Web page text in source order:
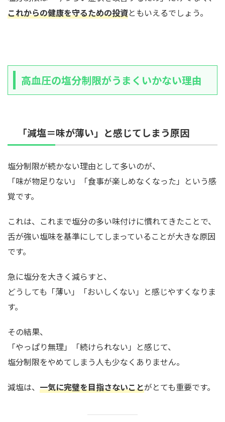
これからの健康を守るための投資ともいえるでしょう。
高血圧の塩分制限がうまくいかない理由
「減塩＝味が薄い」と感じてしまう原因
塩分制限が続かない理由として多いのが、
「味が物足りない」「食事が楽しめなくなった」という感
覚です。
これは、これまで塩分の多い味付けに慣れてきたことで、
舌が強い塩味を基準にしてしまっていることが大きな原因
です。
急に塩分を大きく減らすと、
どうしても「薄い」「おいしくない」と感じやすくなりま
す。
その結果、
「やっぱり無理」「続けられない」と感じて、
塩分制限をやめてしまう人も少なくありません。
減塩は、 一気に完璧を目指さないことがとても重要です。